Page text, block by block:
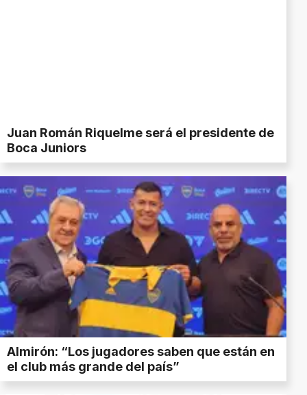
Juan Román Riquelme será el presidente de
Boca Juniors
Almirón: “Los jugadores saben que están en
el club más grande del país”